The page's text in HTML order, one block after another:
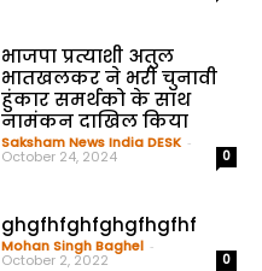
भाजपा प्रत्याशी अतुल
भातखलकर ने भरी चुनावी
हुंकार समर्थको के साथ
नामंकन दाखिल किया
Saksham News India DESK -
October 24, 2024 0
ghgfhfghfghgfhgfhf
Mohan Singh Baghel -
October 2, 2022 0